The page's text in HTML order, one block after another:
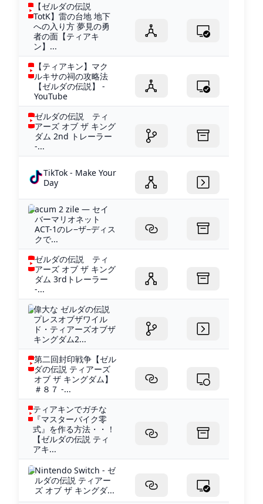
【ゼルダの伝説
TotK】雷の台地 地下
への入り方 夢見の勇
者の面【ティアキ
ン】...
【ティアキン】マク
ルキサの祠の攻略法
【ゼルダの伝説】 -
YouTube
ゼルダの伝説 ティ
アーズ オブ ザ キング
ダム 2nd トレーラー
-...
TikTok - Make Your
Day
acum 2 zile — セイ
バーマリオネット
ACT-1のレ−ザ−ディス
クで...
ゼルダの伝説 ティ
アーズ オブ ザ キング
ダム 3rdトレーラー
-...
偉大な ゼルダの伝説
プレスオブザワイル
ド・ティアーズオブザ
キングダム2...
第二回封印戦争【ゼル
ダの伝説 ティアーズ
オブ ザ キングダム】
＃８７ -...
ティアキンでガチな
『マスターバイク零
式』を作る方法・・！
【ゼルダの伝説 ティ
アキ...
Nintendo Switch - ゼ
ルダの伝説 ティアー
ズ オブ ザ キングダ...